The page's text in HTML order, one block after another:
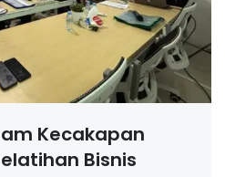
Kecakapan
Bisnis